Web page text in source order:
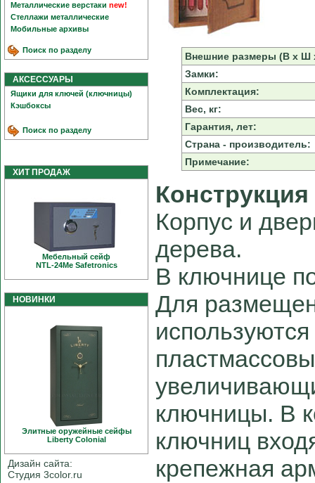
Металлические верстаки new!
Стеллажи металлические
Мобильные архивы
Поиск по разделу
АКСЕССУАРЫ
Ящики для ключей (ключницы)
Кэшбоксы
Поиск по разделу
ХИТ ПРОДАЖ
Мебельный сейф
NTL-24Me Safetronics
НОВИНКИ
Элитные оружейные сейфы
Liberty Colonial
Дизайн сайта:
Студия 3color.ru
Внешние размеры (В х Ш
Замки:
Комплектация:
Вес, кг:
Гарантия, лет:
Страна - производитель:
Примечание:
Конструкция
Корпус и
дерева.
В ключнице
Для
ключницы. В
ключниц
крепежная